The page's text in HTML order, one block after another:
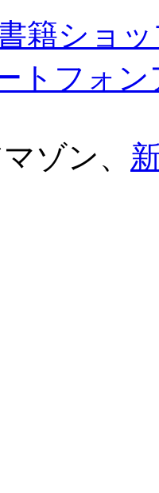
籍ショ
トフォ
ゾン、